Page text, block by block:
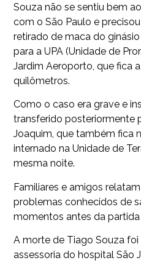
Souza não se sentiu bem
com o São Paulo e
retirado de maca do
para a UPA (Unidade de
Jardim Aeroporto, que fica
quilômetros.
Como o caso era grave e
transferido posteriormente
Joaquim, que também fica
internado na Unidade de
mesma noite.
Familiares e amigos
problemas conhecidos de
momentos antes da partida
A morte de Tiago Souza
assessoria do hospital São